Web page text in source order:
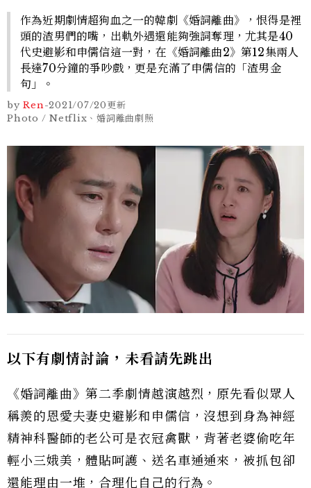
作為近期劇情超狗血之一的韓劇《婚詞離曲》，恨得是裡
頭的渣男們的嘴，出軌外遇還能夠強詞奪理，尤其是40
代史避影和申儒信這一對，在《婚詞離曲2》第12集兩人
長達70分鐘的爭吵戲，更是充滿了申儒信的「渣男金
句」。
by Ren-2021/07/20更新
Photo / Netflix、婚詞離曲劇照
以下有劇情討論，未看請先跳出
《婚詞離曲》第二季劇情越演越烈，原先看似眾人
稱羨的恩愛夫妻史避影和申儒信，沒想到身為神經
精神科醫師的老公可是衣冠禽獸，背著老婆偷吃年
輕小三娥美，體貼呵護、送名車通通來，被抓包卻
還能理由一堆，合理化自己的行為。